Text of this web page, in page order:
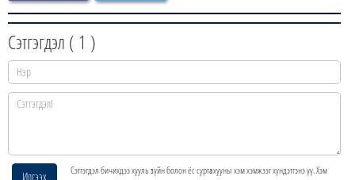
Сэтгэгдэл ( 1 )
Илгээх
Сэтгэгдэл бичихдээ хууль зүйн болон ёс суртахууны хэм хэмжээг хүндэтгэнэ үү. Хэм